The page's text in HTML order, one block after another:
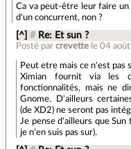
Ca va peut-être leur faire un
d'un concurrent, non ?
[^] # Re: Et sun ?
Posté parcrevette le 04
Peut etre mais ce n'est pas
Ximian fournit via les
fonctionnalités, mais ne
Gnome. D'ailleurs
(de XD2) ne seront pas
Je pense d'ailleurs que
je n'en suis pas sur).